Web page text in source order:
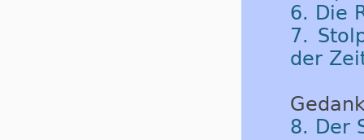
6. Die
7.
der
8. Der